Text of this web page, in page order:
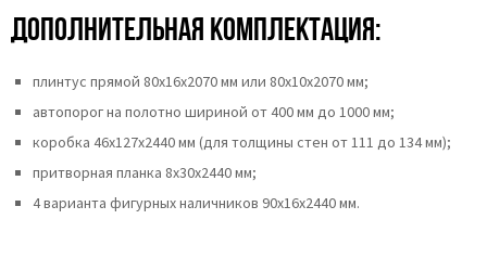
Дополнительная комплектация:
плинтус прямой 80х16х2070 мм или 80х10х2070 мм;
автопорог на полотно шириной от 400 мм до 1000 мм;
коробка 46x127x2440 мм (для толщины стен от 111 до 134 мм);
притворная планка 8х30х2440 мм;
4 варианта фигурных наличников 90х16х2440 мм.